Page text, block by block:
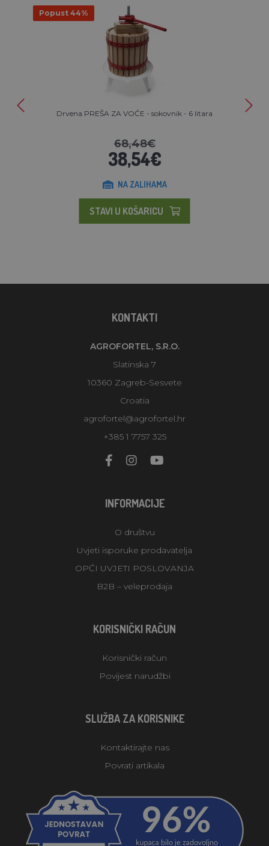
Popust 44%
Drvena PREŠA ZA VOĆE - sokovnik - 6 litara
68,48€
38,54€
NA ZALIHAMA
STAVI U KOŠARICU
KONTAKTI
AGROFORTEL, S.R.O.
Slatinska 7
10360 Zagreb-Sesvete
Croatia
agrofortel@agrofortel.hr
+385 1 7757 325
INFORMACIJE
O društvu
Uvjeti isporuke prodavatelja
OPĆI UVJETI POSLOVANJA
B2B – veleprodaja
KORISNIČKI RAČUN
Korisnički račun
Povijest narudžbi
SLUŽBA ZA KORISNIKE
Kontaktirajte nas
Povrati artikala